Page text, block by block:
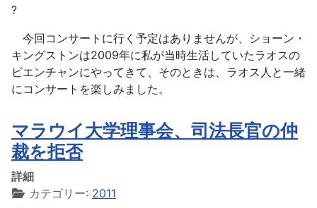
?
今回コンサートに行く予定はありませんが、ショーン・
キングストンは2009年に私が当時生活していたラオスの
ビエンチャンにやってきて、そのときは、ラオス人と一緒
にコンサートを楽しみました。
マラウイ大学理事会、司法長官の仲
裁を拒否
詳細
カテゴリー: 2011